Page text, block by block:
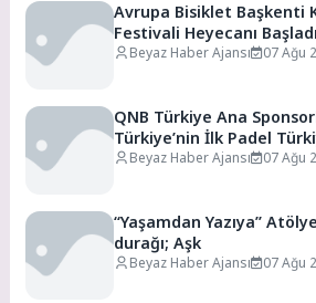
Avrupa Bisiklet Başkenti
Festivali Heyecanı Başladı
Beyaz Haber Ajansı 07 Ağu
QNB Türkiye Ana
Türkiye’nin İlk Padel
Başlıyor
Beyaz Haber Ajansı 07 Ağu
“Yaşamdan Yazıya”
durağı; Aşk
Beyaz Haber Ajansı 07 Ağu